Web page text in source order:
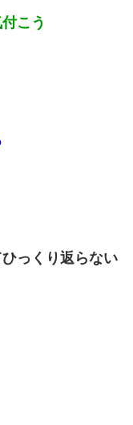
こう
っくり返らない